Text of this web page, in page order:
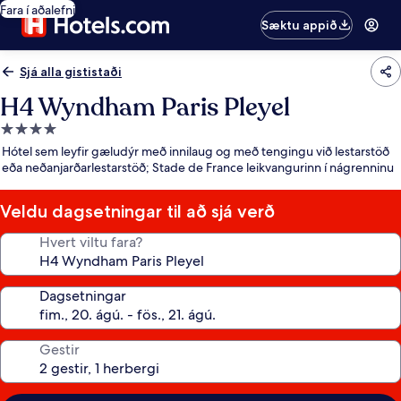
Fara í aðalefni
Sæktu appið
Sjá alla gististaði
H4 Wyndham Paris Pleyel
4.0
stjörnu
gististaður
Hótel sem leyfir gæludýr með innilaug og með tengingu við lestarstöð
eða neðanjarðarlestarstöð; Stade de France leikvangurinn í nágrenninu
Veldu dagsetningar til að sjá verð
Hvert viltu fara?
Dagsetningar
Gestir